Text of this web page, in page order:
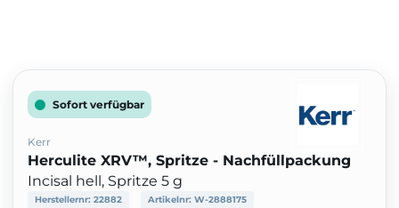
Sofort verfügbar
Kerr
Herculite XRV™, Spritze - Nachfüllpackung
Incisal hell, Spritze 5 g
Herstellernr: 22882 Artikelnr: W-2888175